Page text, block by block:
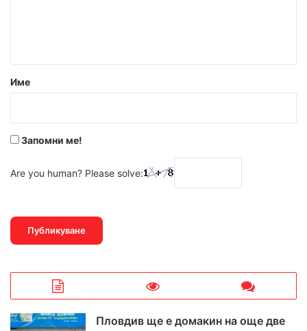
р
Име
Запомни ме!
Are you human? Please solve:
Пловдив ще е домакин на още две